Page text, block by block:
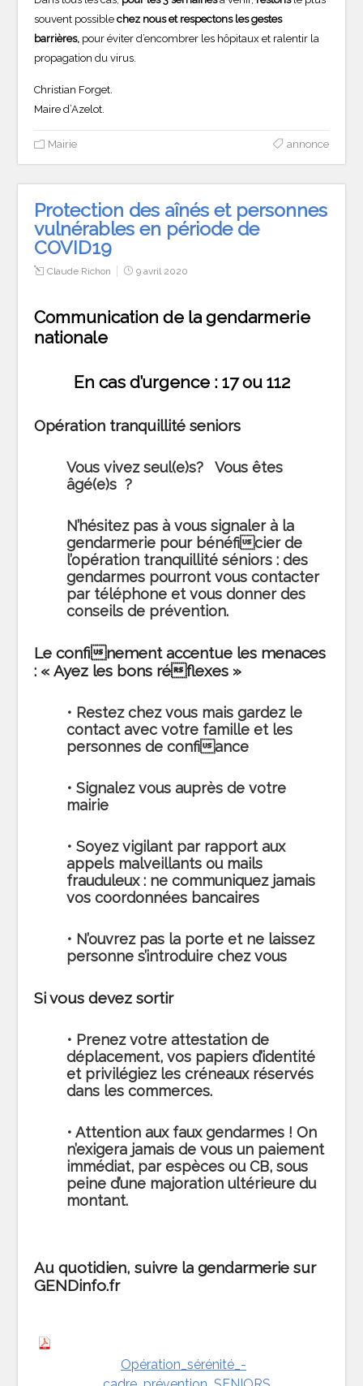
souvent possiblechez nous et respectons les gestes
barrières, pour éviter d’encombrer les hôpitaux et ralentir la
propagation du virus.
Christian Forget.
Maire d’Azelot.
Mairie annonce
Protection des aînés et personnes
vulnérables en période de
COVID19
Claude Richon 9 avril 2020
Communication de la gendarmerie
nationale
En cas d’urgence : 17 ou 112
Opération tranquillité seniors
Vous vivez seul(e)s? Vous êtes
âgé(e)s ?
N’hésitez pas à vous signaler à la
gendarmerie pour bénéficier de
l’opération tranquillité séniors : des
gendarmes pourront vous contacter
par téléphone et vous donner des
conseils de prévention.
Le confinement accentue les menaces
: « Ayez les bons réflexes »
• Restez chez vous mais gardez le
contact avec votre famille et les
personnes de confiance
• Signalez vous auprès de votre
mairie
• Soyez vigilant par rapport aux
appels malveillants ou mails
frauduleux : ne communiquez jamais
vos coordonnées bancaires
• N’ouvrez pas la porte et ne laissez
personne s’introduire chez vous
Si vous devez sortir
• Prenez votre attestation de
déplacement, vos papiers d’identité
et privilégiez les créneaux réservés
dans les commerces.
• Attention aux faux gendarmes ! On
n’exigera jamais de vous un paiement
immédiat, par espèces ou CB, sous
peine d’une majoration ultérieure du
montant.
Au quotidien, suivre la gendarmerie sur
GENDinfo.fr
Opération_sérénité_-